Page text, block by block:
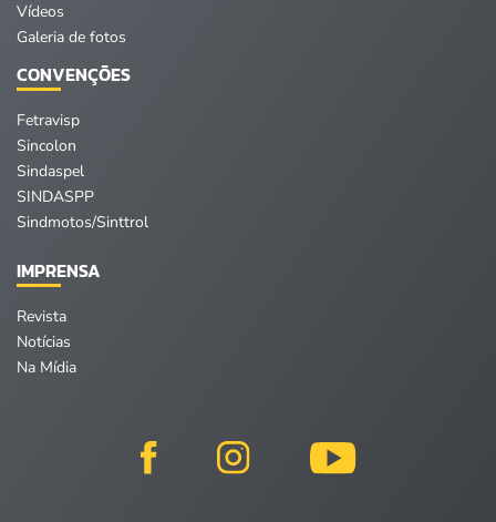
Vídeos
Galeria de fotos
CONVENÇÕES
Fetravisp
Sincolon
Sindaspel
SINDASPP
Sindmotos/Sinttrol
IMPRENSA
Revista
Notícias
Na Mídia